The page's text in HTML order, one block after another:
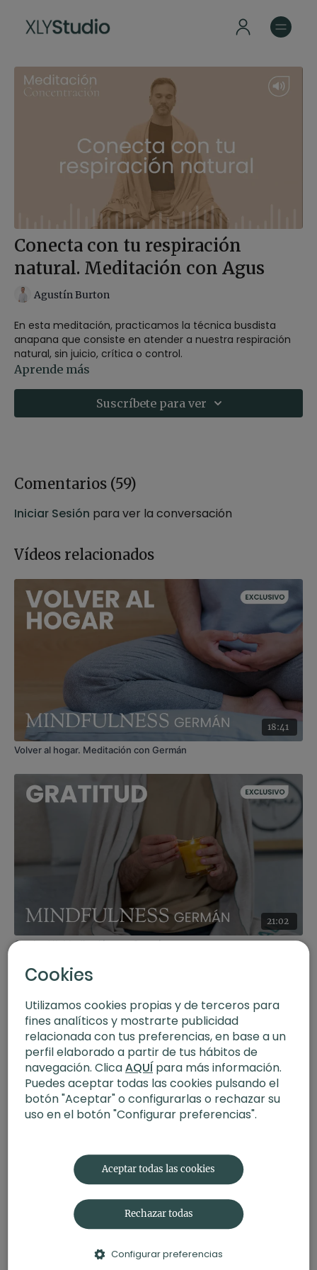
Conecta con tu respiración
natural. Meditación con Agus
Agustín Burton
En esta meditación, practicamos la técnica busdista
anapana que consiste en atender a nuestra respiración
natural, sin juicio, crítica o control.
movimiento, cambiando a cada segundo adaptándose al
momento presente. Conectar con el fluir del aire en
Estilo: para la concentración
: Agus Burton
Duración: 15 minutos
Recomendaciones:
Puedes usar un cojín de meditación, bloque, manta o
Aprende más
Suscríbete para ver
Comentarios (59)
Iniciar Sesión para ver la conversación
Vídeos relacionados
18:41
Volver al hogar. Meditación con Germán
21:02
Gratitud II. Meditación con Germán
Cookies
Utilizamos cookies propias y de terceros para
fines analíticos y mostrarte publicidad
relacionada con tus preferencias, en base a un
perfil elaborado a partir de tus hábitos de
navegación. ClicaAQUÍpara más información.
Puedes aceptar todas las cookies pulsando el
botón "Aceptar" o configurarlas o rechazar su
uso en el botón "Configurar preferencias".
Aceptar todas las cookies
Rechazar todas
Configurar preferencias